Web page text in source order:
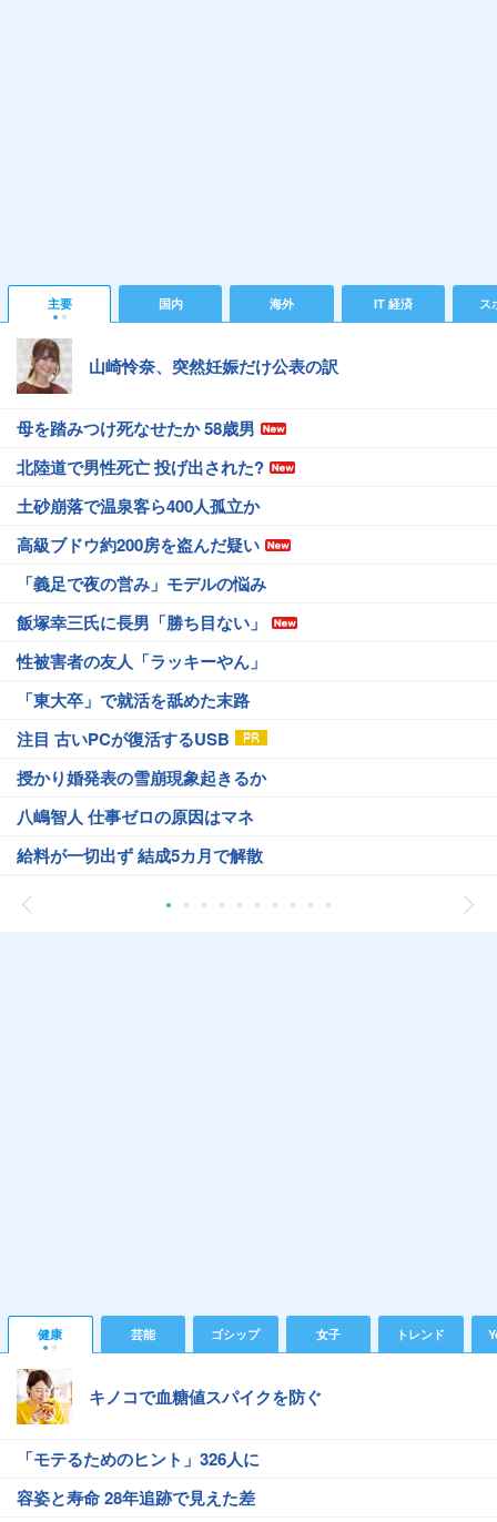
主要 国内 海外 IT 経済 ス
山崎怜奈、突然妊娠だけ公表の訳
母を踏みつけ死なせたか 58歳男
北陸道で男性死亡 投げ出された?
土砂崩落で温泉客ら400人孤立か
高級ブドウ約200房を盗んだ疑い
「義足で夜の営み」モデルの悩み
飯塚幸三氏に長男「勝ち目ない」
性被害者の友人「ラッキーやん」
「東大卒」で就活を舐めた末路
注目 古いPCが復活するUSB
授かり婚発表の雪崩現象起きるか
八嶋智人 仕事ゼロの原因はマネ
給料が一切出ず 結成5カ月で解散
健康 芸能 ゴシップ 女子 トレンド
キノコで血糖値スパイクを防ぐ
「モテるためのヒント」326人に
容姿と寿命 28年追跡で見えた差